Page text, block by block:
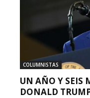
COLUMNISTAS
UN AÑO Y SEIS
DONALD